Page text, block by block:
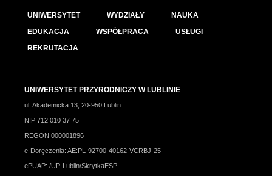
UNIWERSYTET WYDZIAŁY
NAUKA
EDUKACJA
WSPÓŁPRACA
USŁUGI
REKRUTACJA
UNIWERSYTET PRZYRODNICZY W LUBLINIE
ul. Akademicka 13, 20-950 Lublin
NIP 712 010 37 75
REGON 000001896
e-Doręczenia: AE:PL-92700-40162-VCRBJ-25
ePUAP: /UP-Lublin/SkrytkaESP